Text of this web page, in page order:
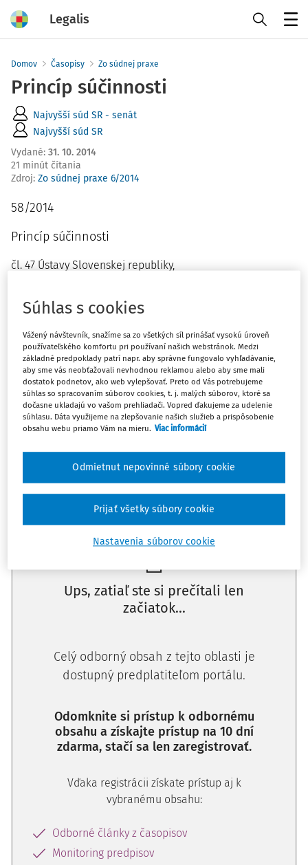
Legalis
Domov Časopisy Zo súdnej praxe
Princíp súčinnosti
Najvyšší súd SR - senát
Najvyšší súd SR
Vydané: 31. 10. 2014
21 minút čítania
Zdroj: Zo súdnej praxe 6/2014
58/2014
Princíp súčinnosti
čl. 47 Ústavy Slovenskej republiky,
§ 82 ods. 3 písm. b), § 82 ods. 4 písm. g) zákona č. 346/2000
Z. z. o štátnej službe profesionálnych vojakov ozbrojených
síl Slovenskej republiky a o zmene a doplnení niektorých
zákonov,
§ 3 ods. 2, § 19 ods. 2, 3, § 62 a nasl. zákona č. 71/1967 Zb. o
správnom konaní (správny poriadok) v znení neskorších
predpisov,
§ 246c ods. 1 prvá veta Občianskeho súdneho poriadku. v
spojení s § 10 ods. 2 Občianskeho súdneho poriadku, §
spojení s § 211 a nasl. Občianskeho súdneho poriadku, §
250ja ods. 3, § 250j ods. 2 písm. e) Občianskeho súdneho
Ak má podanie nedostatky, táto skutočnosť sama o sebe
nie je dôvodom pre odmietnutie podania správnym
orgánom, keďže by to bolo v rozpore s princípom
aby účastníci konania pre neznalosť právnych predpisov
neutrpeli v konaní ujmu.
ROZSUDOKNAJVYŠŠIEHO SÚDU SR 8 SŽO 41/2013
Krajský súd v B. rozsudkom podľa § 250j ods. 1
Občianskeho súdneho poriadku (ďalej aj "OSP") zamietol
zrušenia rozhodnutia žalovaného z 2. apríla 2012, ­ktorým
tento zamietol odvolanie žalobcu a potvrdil rozhodnutie
Máte predplatné?
Ups, zatiaľ ste si prečítali len
začiatok...
Celý odborný obsah z tejto oblasti je
dostupný predplatiteľom portálu.
Odomknite si prístup k odbornému
obsahu a získajte prístup na 10 dní
zdarma, stačí sa len zaregistrovať.
Vďaka registrácii získate prístup aj k
vybranému obsahu:
Odborné články z časopisov
Monitoring predpisov
Súhlas s cookies
Vážený návštevník, snažíme sa zo všetkých síl prinášať vysokú úroveň
používateľského komfortu pri používaní našich webstránok. Medzi
základné predpoklady patrí napr. aby správne fungovalo vyhľadávanie,
aby sme vás neobťažovali nevhodnou reklamou alebo aby sme mali
dostatok podnetov, ako web vylepšovať. Preto od Vás potrebujeme
súhlas so spracovaním súborov cookies, t. j. malých súborov, ktoré sa
dočasne ukladajú vo vašom prehliadači. Vopred ďakujeme za udelenie
súhlasu. Dáta využijeme na zlepšovanie našich služieb a prispôsobenie
obsahu webu priamo Vám na mieru. Viac informácií
Nastavenia súborov cookie
Odmietnut nepovinné súbory cookie
Prijať všetky súbory cookie